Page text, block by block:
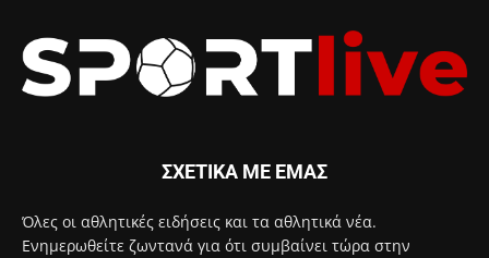
ΣΧΕΤΙΚΑ ΜΕ ΕΜΑΣ
Όλες οι αθλητικές ειδήσεις και τα αθλητικά νέα.
Ενημερωθείτε ζωντανά για ότι συμβαίνει τώρα στην